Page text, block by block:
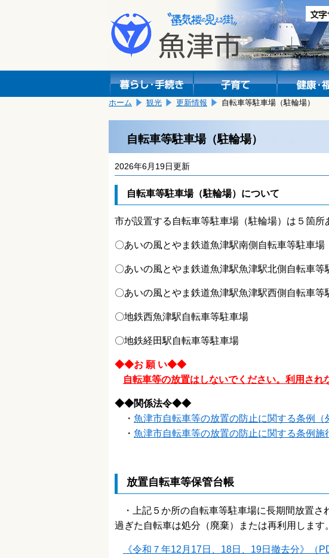
し
ホーム 観光 更新情報 自転車等駐車場（駐輪場）
自転車等駐車場（駐輪場）
2026年6月19日更新
自転車等駐車場（駐輪場）について
市が設置する自転車等駐車場（駐輪場）は５箇所
〇あいの風とやま鉄道魚津駅南側自転車等
〇あいの風とやま鉄道魚津駅魚津駅北側自転車
〇あいの風とやま鉄道魚津駅魚津駅西側自転車
〇地鉄西魚津駅自転車等駐車場
〇地鉄経田駅自転車等駐車場 魚
◆◆お 願 い◆◆
自転車等の放置はしないでください。利用され
◆◆関係法令◆◆
・ 魚津市自転車等の放置の防止に関する条例（
・ 魚津市自転車等の放置の防止に関する条例施
放置自転車等保管台帳
・上記５か所の自転車等駐車場に長期間放置
過ぎた自転車は処分（廃棄）または再利用します
《令和７年12月17日、18日、19日撤去分》（